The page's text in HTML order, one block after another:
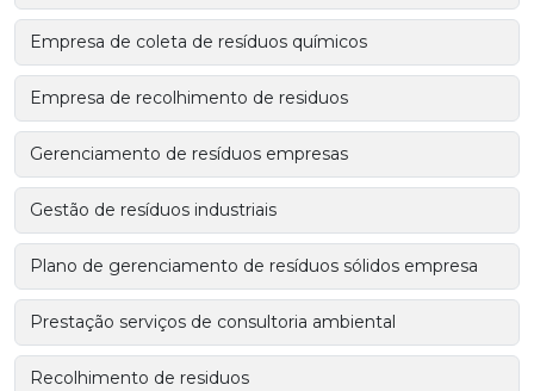
Empresa de coleta de resíduos químicos
Empresa de recolhimento de residuos
Gerenciamento de resíduos empresas
Gestão de resíduos industriais
Plano de gerenciamento de resíduos sólidos empresa
Prestação serviços de consultoria ambiental
Recolhimento de residuos